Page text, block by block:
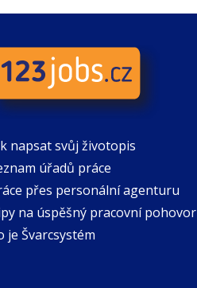
napsat svůj životopis
úřadů práce
přes personální agenturu
na úspěšný pracovní pohovor
je Švarcsystém